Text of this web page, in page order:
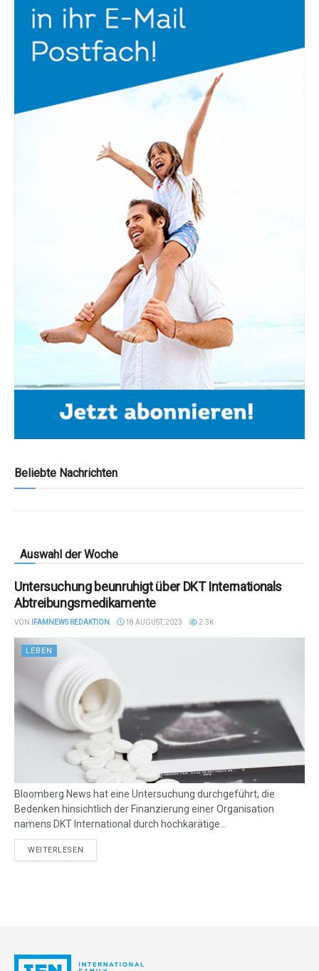
Beliebte Nachrichten
Auswahl der Woche
Untersuchung beunruhigt über DKT Internationals
Abtreibungsmedikamente
VON IFAMNEWS REDAKTION 18 AUGUST, 2023 2.3K
LEBEN
Bloomberg News hat eine Untersuchung durchgeführt, die
Bedenken hinsichtlich der Finanzierung einer Organisation
namens DKT International durch hochkarätige...
WEITERLESEN